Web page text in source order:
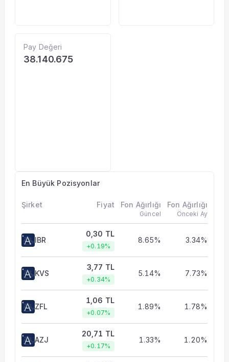
Pay Değeri
38.140.675
En Büyük Pozisyonlar
Şirket Fiyat Fon Ağırlığı
Güncel
Fon Ağırlığı
Önceki Ay
IBR
0,30 TL
+0.19%
8.65% 3.34%
KVS
3,77 TL
+0.34%
5.14% 7.73%
ZFL
1,06 TL
+0.07%
1.89% 1.78%
AZJ
20,71 TL
+0.17%
1.33% 1.20%